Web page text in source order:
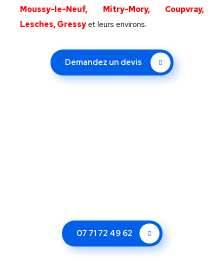
Moussy-le-Neuf, Mitry-Mory, Coupvray,
Lesches, Gressyet leurs environs.
Demandez un devis
07 71 72 49 62